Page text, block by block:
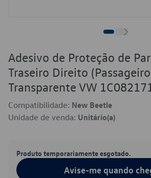
Adesivo de Proteção de
Traseiro Direito
Transparente VW
Compatibilidade: New Beetle
Unidade de venda: Unitário(a)
Produto temporariamente esgotado.
Avise-me quando